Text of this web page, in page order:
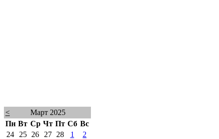
<
Март 2025
Пн Вт Ср Чт Пт Сб Вс
24
25 26 27 28 1
2